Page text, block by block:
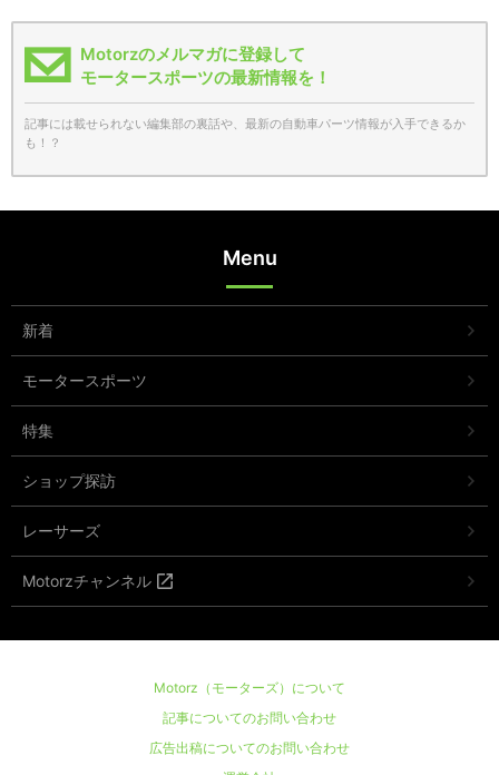
Motorzのメルマガに登録して
モータースポーツの最新情報を！
記事には載せられない編集部の裏話や、最新の自動車パーツ情報が入手できるか
も！？
Menu
新着
モータースポーツ
特集
ショップ探訪
レーサーズ
Motorzチャンネル
Motorz（モーターズ）について
記事についてのお問い合わせ
広告出稿についてのお問い合わせ